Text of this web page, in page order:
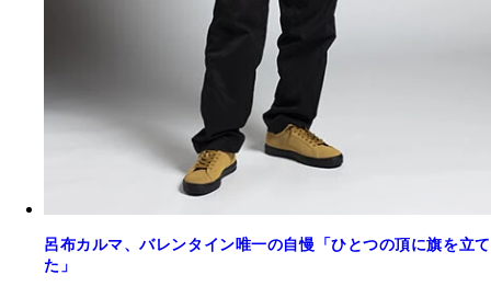
呂布カルマ、バレンタイン唯一の自慢「ひとつの頂に旗を立て
た」